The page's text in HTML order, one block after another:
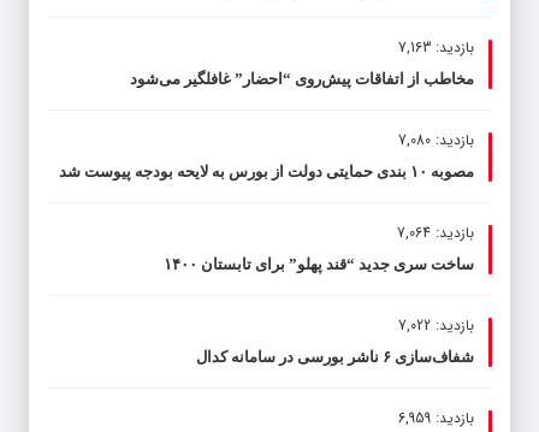
بازدید: 7,163
مخاطب از اتفاقات پیش‌روی “احضار” غافلگیر می‌شود
بازدید: 7,080
مصوبه ۱۰ بندی حمایتی دولت از بورس به لایحه بودجه پیوست شد
بازدید: 7,064
ساخت سری جدید “قند پهلو” برای تابستان ۱۴۰۰
بازدید: 7,022
شفاف‌سازی ۶ ناشر بورسی در سامانه کدال
بازدید: 6,959